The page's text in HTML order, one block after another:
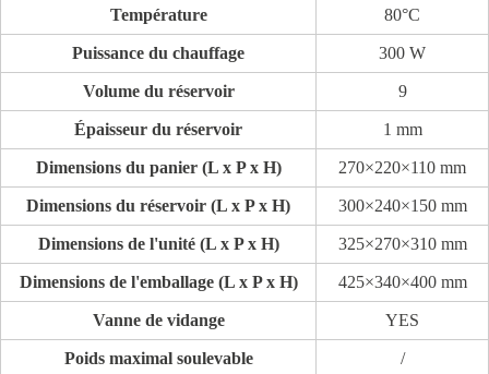
Température 80°C
Puissance du chauffage 300 W
Volume du réservoir 9
Épaisseur du réservoir 1 mm
Dimensions du panier (L x P x H) 270×220×110 mm
Dimensions du réservoir (L x P x H) 300×240×150 mm
Dimensions de l'unité (L x P x H) 325×270×310 mm
Dimensions de l'emballage (L x P x H) 425×340×400 mm
Vanne de vidange YES
Poids maximal soulevable /